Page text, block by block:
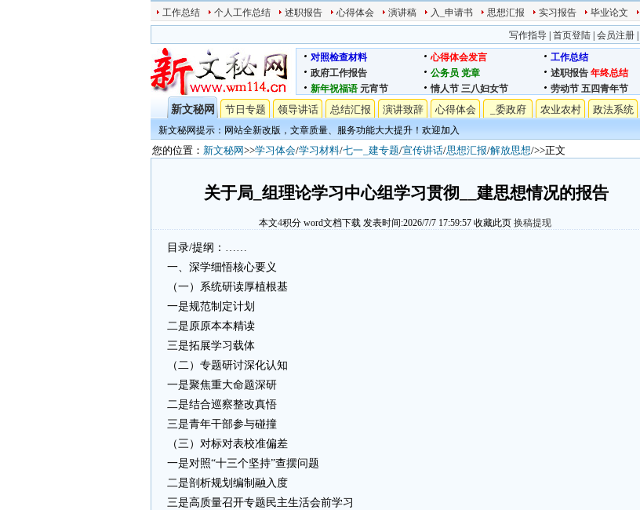
工作总结 个人工作总结 述职报告 心得体会 演讲稿 入_申请书 思想汇报 实习报告 毕业论文
写作指导 首页登陆 会员注册
对照检查材料
心得体会发言 工作总结
政府工作报告
公务员 党章 述职报告 年终总结
新年祝福语 元宵节 情人节 三八妇女节 劳动节 五四青年节
新文秘网 节日专题 领导讲话 总结汇报 演讲致辞 心得体会 _委政府 农业农村 政法系统
新文秘网提示：网站全新改版，文章质量、服务功能大大提升！欢迎加入
您的位置： 新文秘网>>学习体会/学习材料/七一_建专题/宣传讲话/思想汇报/解放思想/>>正文
关于局_组理论学习中心组学习贯彻__建思想情况的报告
本文4积分 word文档下载 发表时间:2026/7/7 17:59:57 收藏此页 换稿提现
目录/提纲：……
一、深学细悟核心要义
（一）系统研读厚植根基
一是规范制定计划
二是原原本本精读
三是拓展学习载体
（二）专题研讨深化认知
一是聚焦重大命题深研
二是结合巡察整改真悟
三是青年干部参与碰撞
（三）对标对表校准偏差
一是对照“十三个坚持”查摆问题
二是剖析规划编制融入度
三是高质量召开专题民主生活会前学习